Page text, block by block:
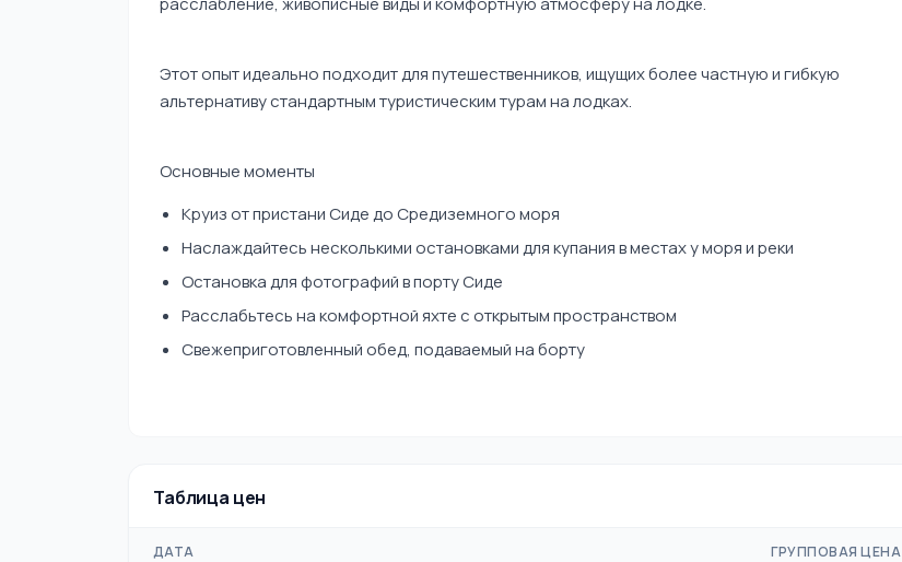
Этот опыт идеально подходит для путешественников, ищущих более частную и гибкую
альтернативу стандартным туристическим турам на лодках.
Основные моменты
Круиз от пристани Сиде до Средиземного моря
Наслаждайтесь несколькими остановками для купания в местах у моря и реки
Остановка для фотографий в порту Сиде
Расслабьтесь на комфортной яхте с открытым пространством
Свежеприготовленный обед, подаваемый на борту
Таблица цен
ДАТА ГРУППОВАЯ ЦЕНА